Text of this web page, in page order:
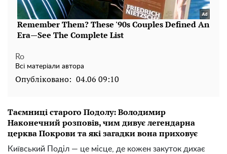
Ro
Всі матеріали автора
Опубліковано: 04.06 09:10
Таємниці старого Подолу: Володимир
Наконечний розповів, чим дивує легендарна
церква Покрови та які загадки вона приховує
Київський Поділ — це місце, де кожен закуток дихає